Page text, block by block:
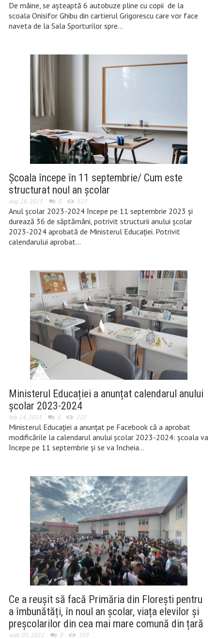
De mâine, se așteaptă 6 autobuze pline cu copii de la
scoala Onisifor Ghibu din cartierul Grigorescu care vor face
naveta de la Sala Sporturilor spre…
Școala începe în 11 septembrie/ Cum este
structurat noul an școlar
aug. 28, 2023 0 322
Anul școlar 2023-2024 începe pe 11 septembrie 2023 și
durează 36 de săptămâni, potrivit structurii anului școlar
2023-2024 aprobată de Ministerul Educației. Potrivit
calendarului aprobat…
Ministerul Educației a anunțat calendarul anului
școlar 2023-2024
feb. 14, 2023 0 222
Ministerul Educației a anunțat pe Facebook că a aprobat
modificările la calendarul anului școlar 2023-2024: școala va
începe pe 11 septembrie și se va încheia…
Ce a reușit să facă Primăria din Florești pentru
a îmbunătăți, în noul an școlar, viața elevilor și
preșcolarilor din cea mai mare comună din țară
sept. 05, 2022 0 339